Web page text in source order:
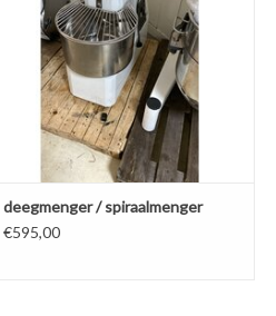
deegmenger / spiraalmenger
€595,00